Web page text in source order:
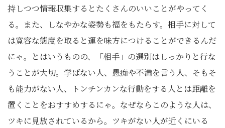
持しつつ情報収集するとたくさんのいいことがやってく
る。また、しなやかな姿勢も福をもたらす。相手に対して
は寛容な態度を取ると運を味方につけることができるんだ
にゃ。とはいうものの、「相手」の選別はしっかりと行な
うことが大切。学ばない人、愚痴や不満を言う人、そもそ
も能力がない人、トンチンカンな行動をする人とは距離を
置くことをおすすめするにゃ。なぜならこのような人は、
ツキに見放されているから。ツキがない人が近くにいる